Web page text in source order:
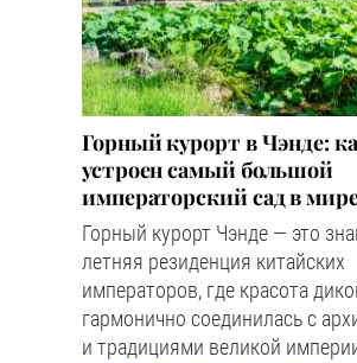
Горный курорт в Чэнде:
устроен самый большой
императорский сад в
Горный курорт Чэнде — это
летняя резиденция китайских
императоров, где красота
гармонично соединилась с
и традициями великой